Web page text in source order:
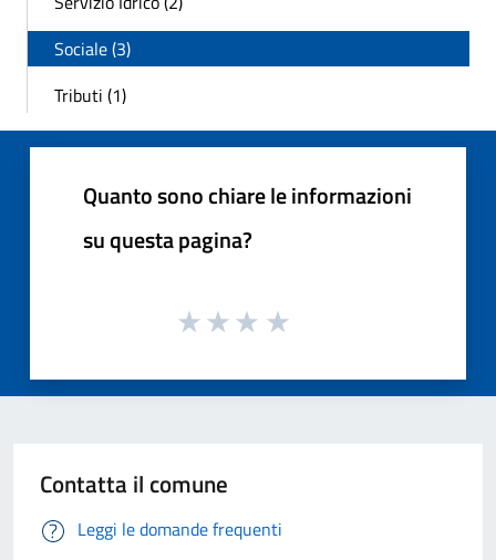
Sociale (3)
Tributi (1)
Quanto sono chiare le informazioni
su questa pagina?
Contatta il comune
Leggi le domande frequenti